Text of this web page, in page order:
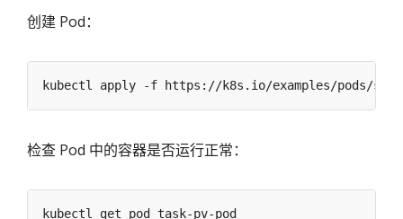
创建 Pod：
检查 Pod 中的容器是否运行正常：